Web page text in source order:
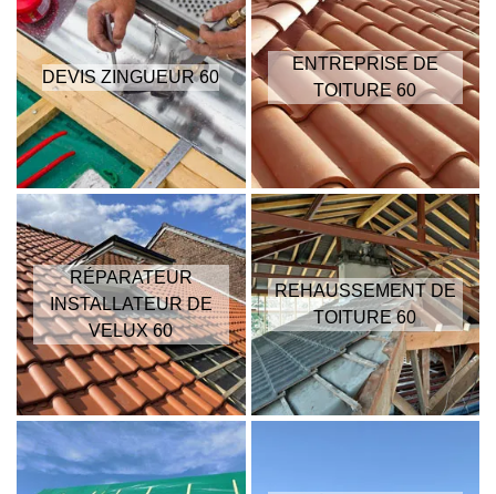
DEVIS ZINGUEUR 60
ENTREPRISE DE
TOITURE 60
RÉPARATEUR
INSTALLATEUR DE
VELUX 60
REHAUSSEMENT DE
TOITURE 60